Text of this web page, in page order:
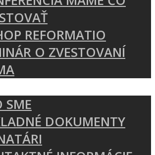
REFORMATIO
O ZVESTOVANÍ
SME
DOKUMENTY